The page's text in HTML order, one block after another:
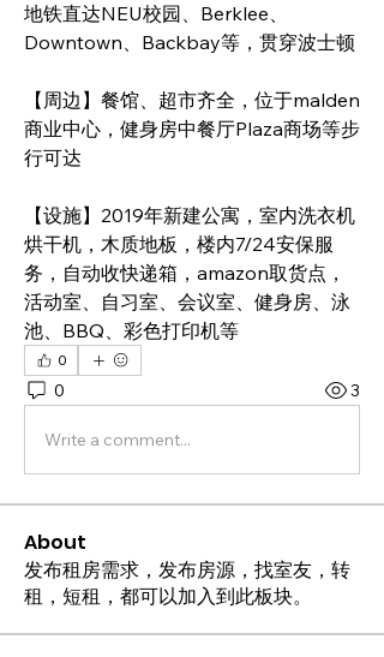
地铁直达NEU校园、Berklee、
Downtown、Backbay等，贯穿波士顿
【周边】餐馆、超市齐全，位于malden
商业中心，健身房中餐厅Plaza商场等步
行可达
【设施】2019年新建公寓，室内洗衣机
烘干机，木质地板，楼内7/24安保服
务，自动收快递箱，amazon取货点，
活动室、自习室、会议室、健身房、泳
池、BBQ、彩色打印机等
0
0 3
Write a comment...
About
发布租房需求，发布房源，找室友，转
租，短租，都可以加入到此板块。